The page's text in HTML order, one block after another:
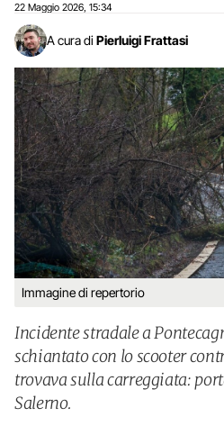
22 Maggio 2026 15:34
A cura di Pierluigi Frattasi
Immagine di repertorio
Incidente stradale a
schiantato con lo scooter
trovava sulla carreggiata:
Salerno.